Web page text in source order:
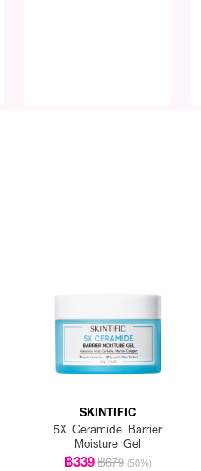
SKINTIFIC
5X Ceramide Barrier
Moisture Gel
฿339฿679 (50%)